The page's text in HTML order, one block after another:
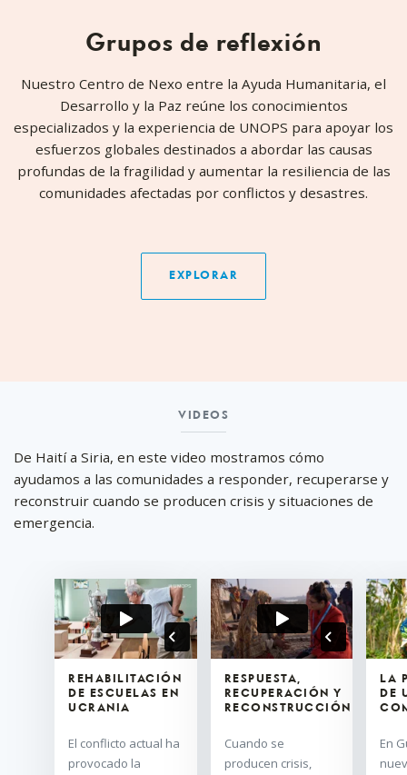
Grupos de reflexión
Nuestro Centro de Nexo entre la Ayuda Humanitaria, el
Desarrollo y la Paz reúne los conocimientos
especializados y la experiencia de UNOPS para apoyar los
esfuerzos globales destinados a abordar las causas
profundas de la fragilidad y aumentar la resiliencia de las
comunidades afectadas por conflictos y desastres.
EXPLORAR
VIDEOS
De Haití a Siria, en este video mostramos cómo
ayudamos a las comunidades a responder, recuperarse y
reconstruir cuando se producen crisis y situaciones de
emergencia.
REHABILITACIÓN
DE ESCUELAS EN
UCRANIA
El conflicto actual ha
provocado la
RESPUESTA,
RECUPERACIÓN Y
RECONSTRUCCIÓN
Cuando se
producen crisis,
LA
DE
En